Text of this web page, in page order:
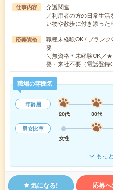
仕事内容
介護関連
／利用者の方の日常生
い物や散歩に付き添っ
応募資格
職種未経験OK / ブラン
要
＼無資格＊未経験OK／
要・来社不要（電話登
職場の雰囲気
年齢層
20代
30代
男女比率
女性
もっ
気になる! 応募